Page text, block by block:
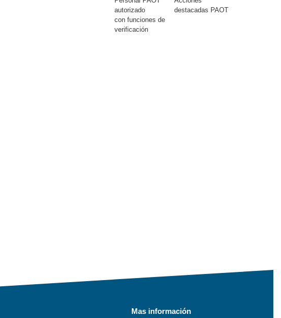
autorizado
con funciones de
verificación
destacadas PAOT
Mas información